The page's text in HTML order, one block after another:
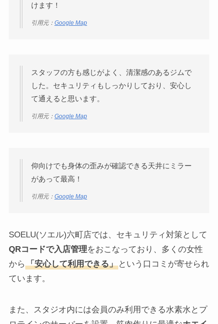
けます！
引用元： Google Map
スタッフの方も感じがよく、清潔感のあるジムで
した。セキュリティもしっかりしており、安心し
て通えると思います。
引用元： Google Map
仰向けでも身体の歪みが確認できる天井にミラー
があって最高！
引用元： Google Map
SOELU(ソエル)六町店では、セキュリティ対策として
QRコードで入店管理をおこなっており、多くの女性
から 「安心して利用できる」という口コミが寄せられ
ています。
また、スタジオ内には会員のみ利用できる水素水とプ